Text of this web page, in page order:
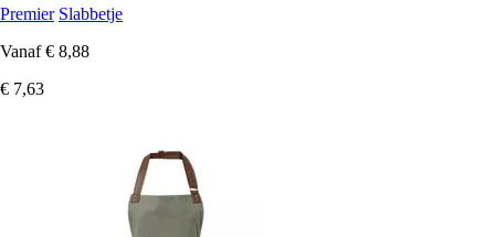
Premier Slabbetje
Vanaf € 8,88
€ 7,63